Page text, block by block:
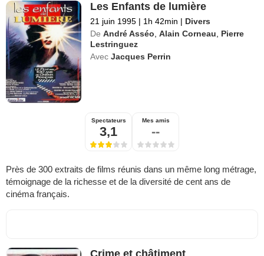
Les Enfants de lumière
21 juin 1995 | 1h 42min | Divers
De André Asséo,Alain Corneau, Pierre
Lestringuez
Avec Jacques Perrin
Spectateurs
3,1
Mes amis
--
Près de 300 extraits de films réunis dans un même long métrage,
témoignage de la richesse et de la diversité de cent ans de
cinéma français.